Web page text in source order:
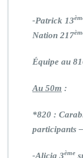
-Patrick 13
Nation 217
Équipe au
Au 50m :
*820 :
participants
-Alicia 3ème